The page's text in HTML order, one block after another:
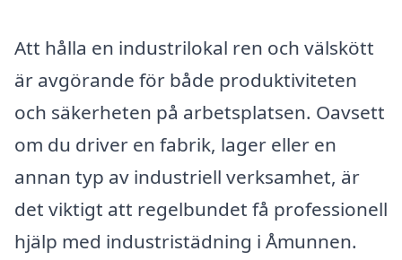
Att hålla en industrilokal ren och välskött
är avgörande för både produktiviteten
och säkerheten på arbetsplatsen. Oavsett
om du driver en fabrik, lager eller en
annan typ av industriell verksamhet, är
det viktigt att regelbundet få professionell
hjälp med industristädning i Åmunnen.